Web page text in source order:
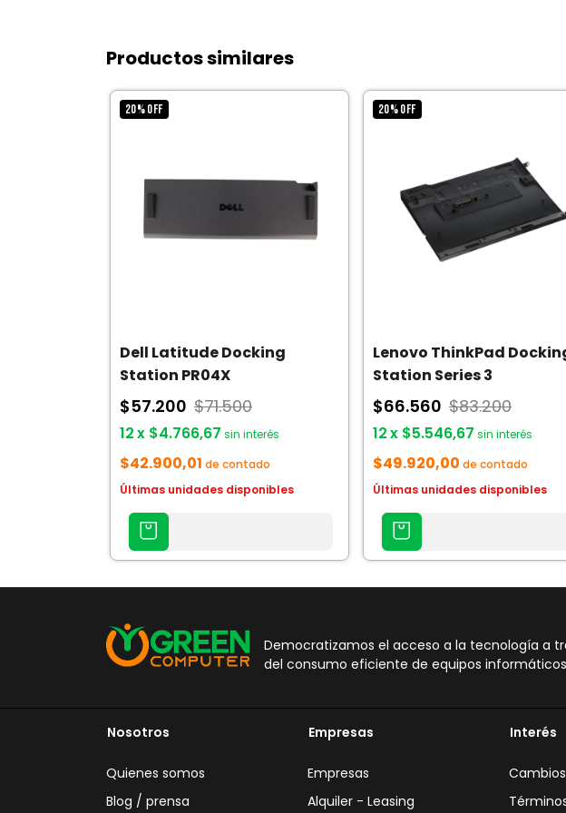
Productos similares
20%OFF
Dell Latitude Docking
Station PR04X
$57.200 $71.500
12x $4.766,67 sin interés
$42.900,01 de contado
Últimas unidades disponibles
AGREGAR
CARRITO
20%OFF
Lenovo ThinkPad
Station Series 3
$66.560 $83.200
12x $5.546,67 sin interés
$49.920,00 de contado
Últimas unidades disponibles
AGREGAR
CARRITO
Democratizamos el acceso a la tecnología a
del consumo eficiente de equipos
Nosotros
Quienes somos
Blog / prensa
Empresas
Empresas
Alquiler - Leasing
Interés